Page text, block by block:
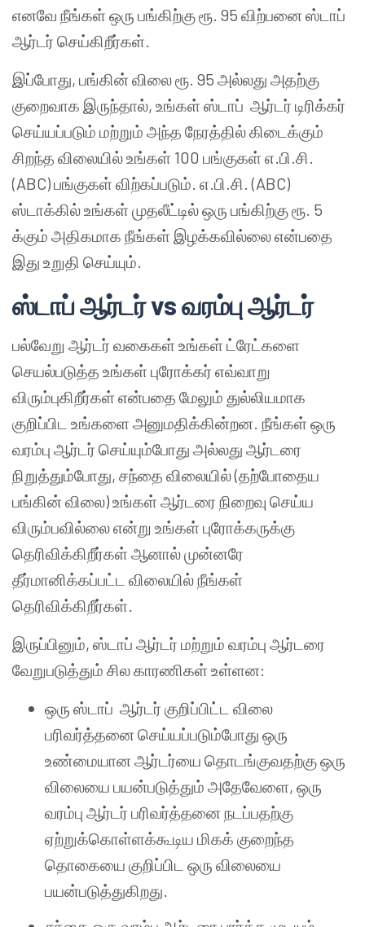
எனவே நீங்கள் ஒரு பங்கிற்கு ரூ. 95 விற்பனை ஸ்டாப்
ஆர்டர் செய்கிறீர்கள்.
இப்போது, பங்கின் விலை ரூ. 95 அல்லது அதற்கு
குறைவாக இருந்தால், உங்கள் ஸ்டாப் ஆர்டர் டிரிக்கர்
செய்யப்படும் மற்றும் அந்த நேரத்தில் கிடைக்கும்
சிறந்த விலையில் உங்கள் 100 பங்குகள் எ.பி.சி.
(ABC) பங்குகள் விற்கப்படும். எ.பி.சி. (ABC)
ஸ்டாக்கில் உங்கள் முதலீட்டில் ஒரு பங்கிற்கு ரூ. 5
க்கும் அதிகமாக நீங்கள் இழக்கவில்லை என்பதை
இது உறுதி செய்யும்.
ஸ்டாப் ஆர்டர் vs வரம்பு ஆர்டர்
பல்வேறு ஆர்டர் வகைகள் உங்கள் ட்ரேட்களை
செயல்படுத்த உங்கள் புரோக்கர் எவ்வாறு
விரும்புகிறீர்கள் என்பதை மேலும் துல்லியமாக
குறிப்பிட உங்களை அனுமதிக்கின்றன. நீங்கள் ஒரு
வரம்பு ஆர்டர் செய்யும்போது அல்லது ஆர்டரை
நிறுத்தும்போது, சந்தை விலையில் (தற்போதைய
பங்கின் விலை) உங்கள் ஆர்டரை நிறைவு செய்ய
விரும்பவில்லை என்று உங்கள் புரோக்கருக்கு
தெரிவிக்கிறீர்கள் ஆனால் முன்னரே
தீர்மானிக்கப்பட்ட விலையில் நீங்கள்
தெரிவிக்கிறீர்கள்.
இருப்பினும், ஸ்டாப் ஆர்டர் மற்றும் வரம்பு ஆர்டரை
வேறுபடுத்தும் சில காரணிகள் உள்ளன:
ஒரு ஸ்டாப் ஆர்டர் குறிப்பிட்ட விலை
பரிவர்த்தனை செய்யப்படும்போது ஒரு
உண்மையான ஆர்டர்யை தொடங்குவதற்கு ஒரு
விலையை பயன்படுத்தும் அதேவேளை, ஒரு
வரம்பு ஆர்டர் பரிவர்த்தனை நடப்பதற்கு
ஏற்றுக்கொள்ளக்கூடிய மிகக் குறைந்த
தொகையை குறிப்பிட ஒரு விலையை
பயன்படுத்துகிறது.